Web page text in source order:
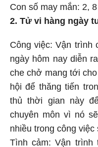
Con số may mắn: 2, 8
2. Tử vi hàng ngày
Công việc: Vận trình
ngày hôm nay diễn
che chở mang tới
hội để thăng tiến
thủ thời gian này
chuyên môn vì nó
nhiều trong công việc
Tình cảm: Vận trình